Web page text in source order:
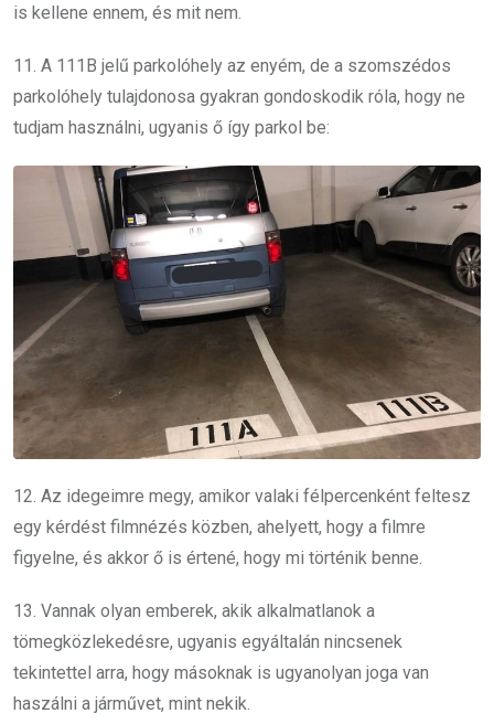
is kellene ennem, és mit nem.
11. A 111B jelű parkolóhely az enyém, de a szomszédos
parkolóhely tulajdonosa gyakran gondoskodik róla, hogy ne
tudjam használni, ugyanis ő így parkol be:
12. Az idegeimre megy, amikor valaki félpercenként feltesz
egy kérdést filmnézés közben, ahelyett, hogy a filmre
figyelne, és akkor ő is értené, hogy mi történik benne.
13. Vannak olyan emberek, akik alkalmatlanok a
tömegközlekedésre, ugyanis egyáltalán nincsenek
tekintettel arra, hogy másoknak is ugyanolyan joga van
haszálni a járművet, mint nekik.